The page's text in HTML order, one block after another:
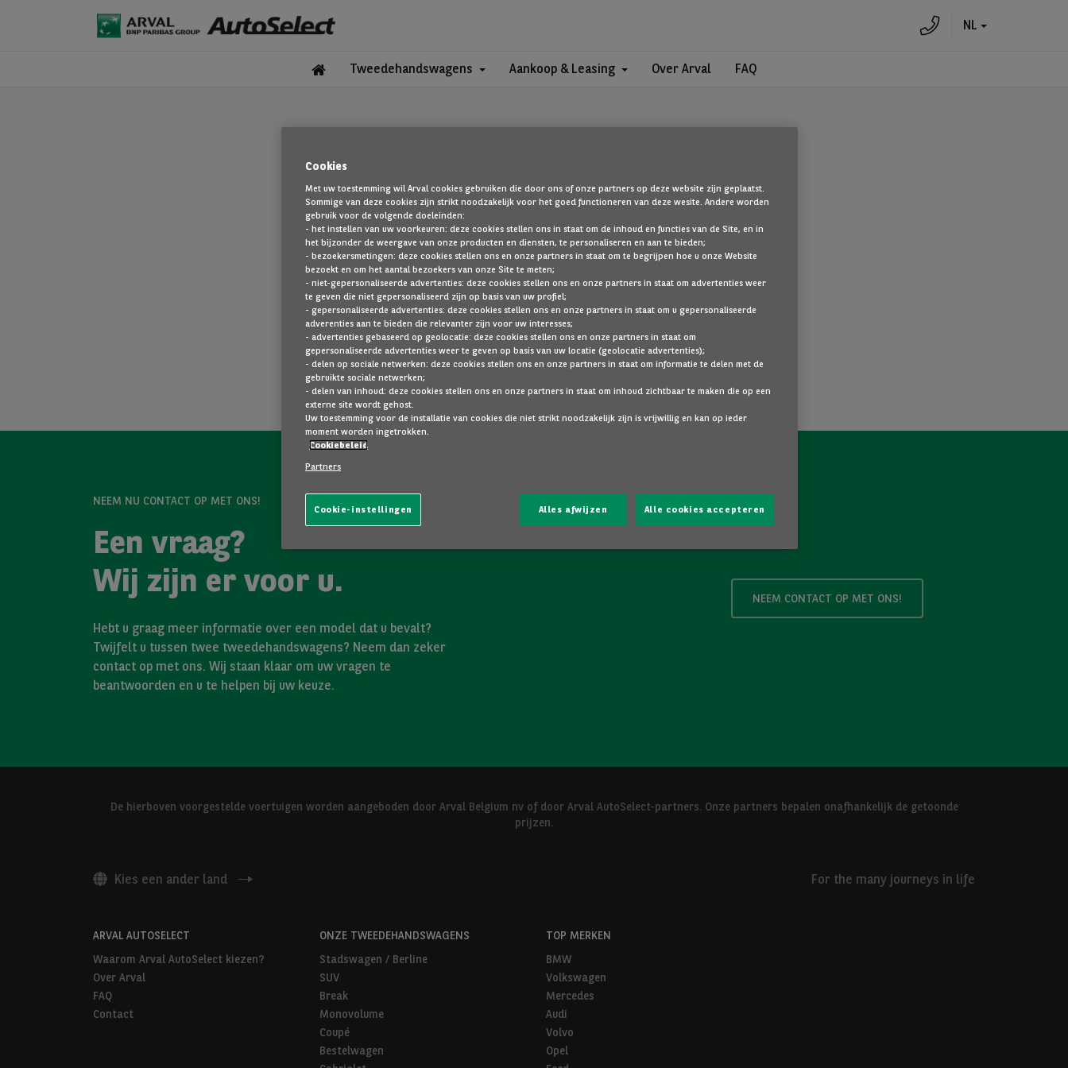
NL
Tweedehandswagens Aankoop & Leasing Over Arval FAQ
OEPS!
De pagina die u zoekt, is niet gevonden. Ga terug naar de startpagina door hier te klikken.
TERUG NAAR DE STARTPAGINA
TOON AL ONZE VOERTUIGEN
NEEM NU CONTACT OP MET ONS!
Een vraag?
Wij zijn er voor u.
Hebt u graag meer informatie over een model dat u bevalt?
Twijfelt u tussen twee tweedehandswagens? Neem dan zeker
contact op met ons. Wij staan klaar om uw vragen te
beantwoorden en u te helpen bij uw keuze.
NEEM CONTACT OP MET ONS!
De hierboven voorgestelde voertuigen worden aangeboden door Arval Belgium nv of door Arval AutoSelect-partners. Onze partners bepalen onafhankelijk de getoonde
prijzen.
Kies een ander land For the many journeys in life
ARVAL AUTOSELECT
Waarom Arval AutoSelect kiezen?
Over Arval
FAQ
Contact
ONZE TWEEDEHANDSWAGENS
Stadswagen / Berline
SUV
Break
Monovolume
Coupé
Bestelwagen
TOP MERKEN
BMW
Volkswagen
Mercedes
Audi
Volvo
Opel
Cookies
Met uw toestemming wil Arval cookies gebruiken die door ons of onze partners op deze website zijn geplaatst.
Sommige van deze cookies zijn strikt noodzakelijk voor het goed functioneren van deze wesite. Andere worden
gebruik voor de volgende doeleinden:
- het instellen van uw voorkeuren: deze cookies stellen ons in staat om de inhoud en functies van de Site, en in
het bijzonder de weergave van onze producten en diensten, te personaliseren en aan te bieden;
- bezoekersmetingen: deze cookies stellen ons en onze partners in staat om te begrijpen hoe u onze Website
bezoekt en om het aantal bezoekers van onze Site te meten;
- niet-gepersonaliseerde advertenties: deze cookies stellen ons en onze partners in staat om advertenties weer
te geven die niet gepersonaliseerd zijn op basis van uw profiel;
- gepersonaliseerde advertenties: deze cookies stellen ons en onze partners in staat om u gepersonaliseerde
adverenties aan te bieden die relevanter zijn voor uw interesses;
- advertenties gebaseerd op geolocatie: deze cookies stellen ons en onze partners in staat om
gepersonaliseerde advertenties weer te geven op basis van uw locatie (geolocatie advertenties);
- delen op sociale netwerken: deze cookies stellen ons en onze partners in staat om informatie te delen met de
gebruikte sociale netwerken;
- delen van inhoud: deze cookies stellen ons en onze partners in staat om inhoud zichtbaar te maken die op een
externe site wordt gehost.
Uw toestemming voor de installatie van cookies die niet strikt noodzakelijk zijn is vrijwillig en kan op ieder
moment worden ingetrokken.
Cookiebeleid
Partners
Cookie-instellingen Alles afwijzen Alle cookies accepteren